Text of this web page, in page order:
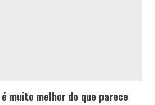
muito melhor do que parece